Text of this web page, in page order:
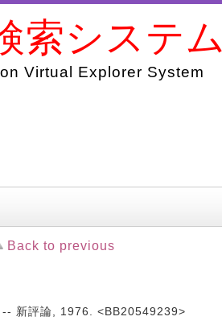
索システム
Virtual Explorer System
Back to previous
新評論, 1976. <BB20549239>